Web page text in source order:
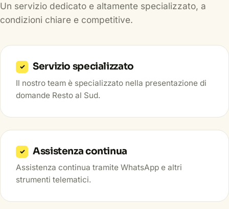
Un servizio dedicato e altamente specializzato, a
condizioni chiare e competitive.
✓ Servizio specializzato
Il nostro team è specializzato nella presentazione di
domande Resto al Sud.
✓ Assistenza continua
Assistenza continua tramite WhatsApp e altri
strumenti telematici.